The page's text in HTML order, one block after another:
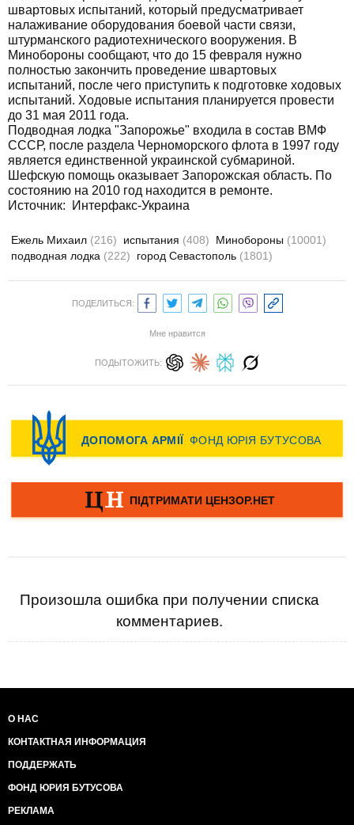
швартовых испытаний, который предусматривает
налаживание оборудования боевой части связи,
штурманского радиотехнического вооружения. В
Минобороны сообщают, что до 15 февраля нужно
полностью закончить проведение швартовых
испытаний, после чего приступить к подготовке ходовых
испытаний. Ходовые испытания планируется провести
до 31 мая 2011 года.
Подводная лодка "Запорожье" входила в состав ВМФ
СССР, после раздела Черноморского флота в 1997 году
является единственной украинской субмариной.
Шефскую помощь оказывает Запорожская область. По
состоянию на 2010 год находится в ремонте.
Источник:
Интерфакс-Украина
Ежель Михаил (216) испытания (408) Минобороны (10001)
подводная лодка (222) город Севастополь (1801)
ПОДЕЛИТЬСЯ:
Мне нравится
ПОДЫТОЖИТЬ:
Произошла ошибка при получении списка
комментариев.
О НАС
КОНТАКТНАЯ ИНФОРМАЦИЯ
ПОДДЕРЖАТЬ
ФОНД ЮРИЯ БУТУСОВА
РЕКЛАМА